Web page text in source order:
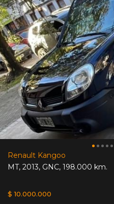
Renault Kangoo
MT, 2013, GNC, 198.000 km.
$ 10.000.000